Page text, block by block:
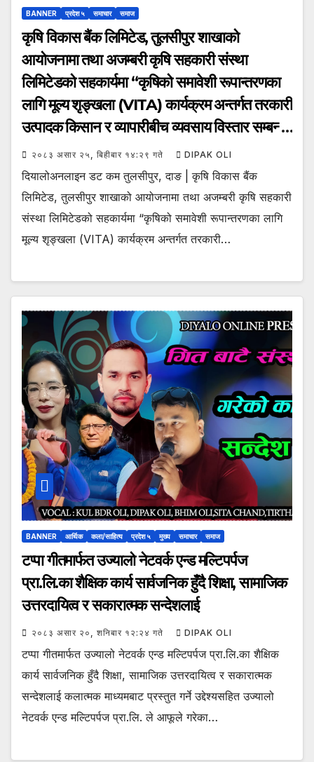
BANNER प्रदेश ५ समाचार समाज
कृषि विकास बैंक लिमिटेड, तुलसीपुर शाखाको
आयोजनामा तथा अजम्बरी कृषि सहकारी संस्था
लिमिटेडको सहकार्यमा “कृषिको समावेशी रूपान्तरणका
लागि मूल्य शृङ्खला (VITA) कार्यक्रम अन्तर्गत तरकारी
उत्पादक किसान र व्यापारीबीच व्यवसाय विस्तार सम्बन्धी
अन्तरक्रिया गोष्ठी” सम्पन्न भएको छ।
२०८३ असार २५, बिहीबार १४:२९ गते DIPAK OLI
दियालोअनलाइन डट कम तुलसीपुर, दाङ | कृषि विकास बैंक
लिमिटेड, तुलसीपुर शाखाको आयोजनामा तथा अजम्बरी कृषि सहकारी
संस्था लिमिटेडको सहकार्यमा “कृषिको समावेशी रूपान्तरणका लागि
मूल्य शृङ्खला (VITA) कार्यक्रम अन्तर्गत तरकारी…
BANNER आर्थिक कला/साहित्य प्रदेश ५ मुख्य समाचार समाज
टप्पा गीतमार्फत उज्यालो नेटवर्क एन्ड मल्टिपर्पज
प्रा.लि.का शैक्षिक कार्य सार्वजनिक हुँदै शिक्षा, सामाजिक
उत्तरदायित्व र सकारात्मक सन्देशलाई
२०८३ असार २०, शनिबार १२:२४ गते DIPAK OLI
टप्पा गीतमार्फत उज्यालो नेटवर्क एन्ड मल्टिपर्पज प्रा.लि.का शैक्षिक
कार्य सार्वजनिक हुँदै शिक्षा, सामाजिक उत्तरदायित्व र सकारात्मक
सन्देशलाई कलात्मक माध्यमबाट प्रस्तुत गर्ने उद्देश्यसहित उज्यालो
नेटवर्क एन्ड मल्टिपर्पज प्रा.लि. ले आफूले गरेका…